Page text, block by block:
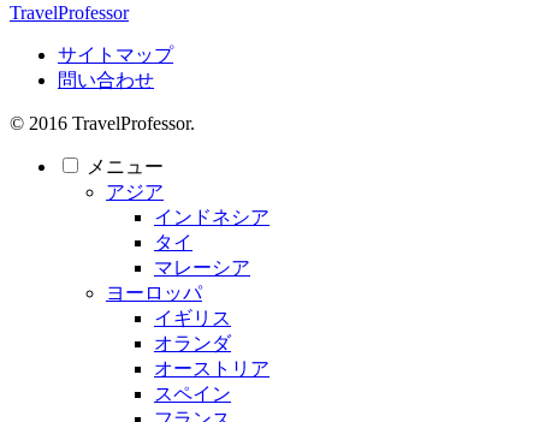
TravelProfessor
サイトマップ
問い合わせ
© 2016 TravelProfessor.
メニュー
アジア
インドネシア
タイ
マレーシア
ヨーロッパ
イギリス
オランダ
オーストリア
スペイン